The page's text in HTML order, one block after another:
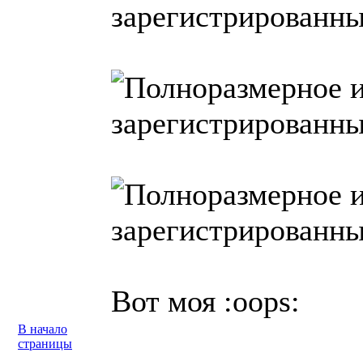
Вот моя :oops:
В начало
страницы